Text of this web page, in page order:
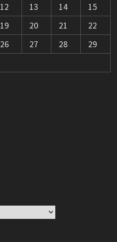
12 13 14
15
19 20 21
22
26 27 28
29